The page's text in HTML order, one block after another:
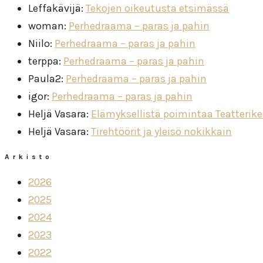
Leffakävijä: Tekojen oikeutusta etsimässä
woman: Perhedraama – paras ja pahin
Niilo: Perhedraama – paras ja pahin
terppa: Perhedraama – paras ja pahin
Paula2: Perhedraama – paras ja pahin
igor: Perhedraama – paras ja pahin
Heljä Vasara: Elämyksellistä poimintaa
Heljä Vasara: Tirehtöörit ja yleisö nokikkain
Arkisto
2026
2025
2024
2023
2022